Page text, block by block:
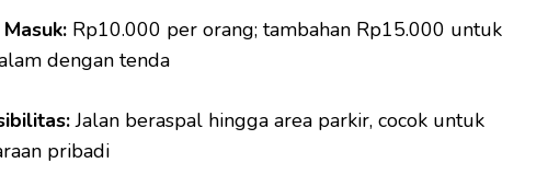
Rp10.000 per orang; tambahan Rp15.000 untuk
dengan tenda
Jalan beraspal hingga area parkir, cocok untuk
pribadi